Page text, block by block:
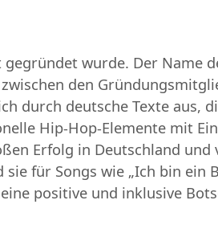
wurde. Der Name
den
durch deutsche Texte aus,
Hip-Hop-Elemente mit
Erfolg in Deutschland
sie für Songs wie „Ich bin ein
positive und inklusive